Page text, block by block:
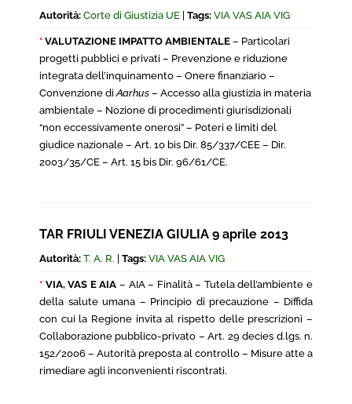
Autorità: Corte di Giustizia UE Tags: VIA VAS AIA VIG
* VALUTAZIONE IMPATTO AMBIENTALE – Particolari
progetti pubblici e privati – Prevenzione e riduzione
integrata dell’inquinamento – Onere finanziario –
Convenzione diAarhus – Accesso alla giustizia in materia
ambientale – Nozione di procedimenti giurisdizionali
“non eccessivamente onerosi” – Poteri e limiti del
giudice nazionale – Art. 10 bis Dir. 85/337/CEE – Dir.
2003/35/CE – Art. 15 bis Dir. 96/61/CE.
TAR FRIULI VENEZIA GIULIA 9 aprile 2013
Autorità: T. A. R. Tags: VIA VAS AIA VIG
* VIA, VAS E AIA – AIA – Finalità – Tutela dell’ambiente e
della salute umana – Principio di precauzione – Diffida
con cui la Regione invita al rispetto delle prescrizioni –
Collaborazione pubblico-privato – Art. 29 decies d.lgs. n.
152/2006 – Autorità preposta al controllo – Misure atte a
rimediare agli inconvenienti riscontrati.